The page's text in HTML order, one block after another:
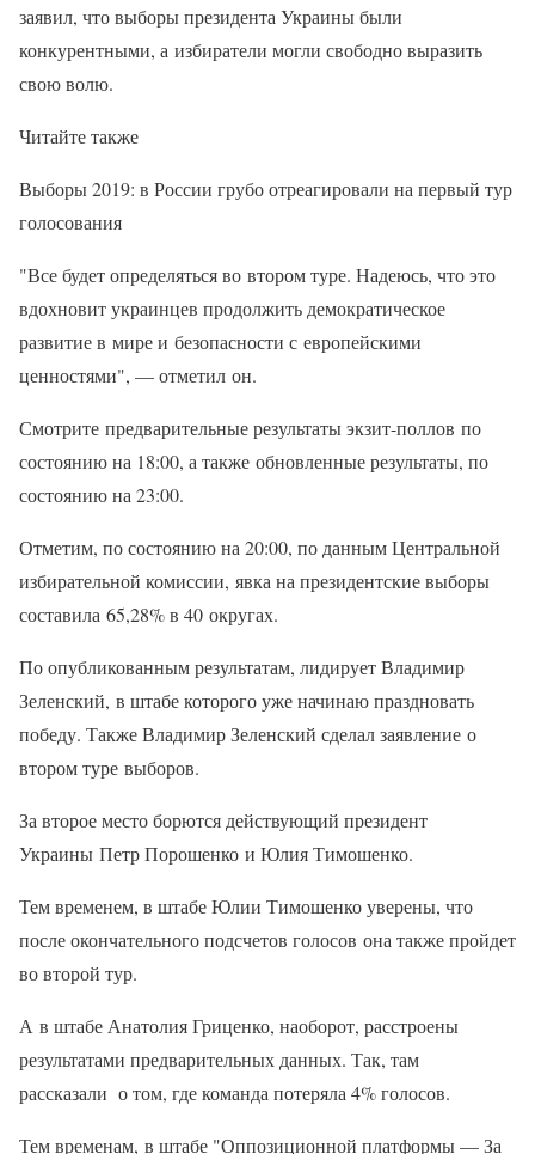
заявил, что выборы президента Украины были
конкурентными, а избиратели могли свободно выразить
свою волю.
Читайте также
Выборы 2019: в России грубо отреагировали на первый тур
голосования
"Все будет определяться во втором туре. Надеюсь, что это
вдохновит украинцев продолжить демократическое
развитие в мире и безопасности с европейскими
ценностями", — отметил он.
Смотрите предварительные результаты экзит-поллов по
состоянию на 18:00, а также обновленные результаты, по
состоянию на 23:00.
Отметим, по состоянию на 20:00, по данным Центральной
избирательной комиссии, явка на президентские выборы
составила 65,28% в 40 округах.
По опубликованным результатам, лидирует Владимир
Зеленский, в штабе которого уже начинаю праздновать
победу. Также Владимир Зеленский сделал заявление о
втором туре выборов.
За второе место борются действующий президент
Украины Петр Порошенко и Юлия Тимошенко.
Тем временем, в штабе Юлии Тимошенко уверены, что
после окончательного подсчетов голосов она также пройдет
во второй тур.
А в штабе Анатолия Гриценко, наоборот, расстроены
результатами предварительных данных. Так, там
рассказали о том, где команда потеряла 4% голосов.
Тем временам, в штабе "Оппозиционной платформы — За